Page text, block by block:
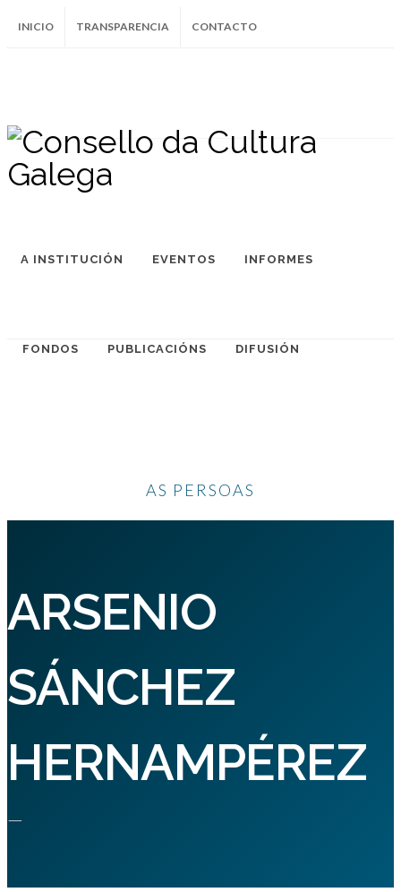
INICIO TRANSPARENCIA CONTACTO
InstagramFacebookTwitter Soundcloud
Youtube
A INSTITUCIÓN EVENTOS INFORMES
FONDOS PUBLICACIÓNS DIFUSIÓN
AS PERSOAS
ARSENIO
SÁNCHEZ
HERNAMPÉREZ
—